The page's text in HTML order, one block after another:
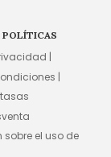
POLÍTICAS
|
|
sobre el uso de